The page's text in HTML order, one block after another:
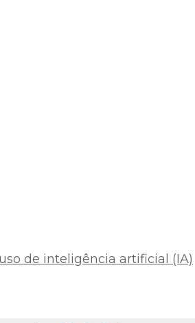
de inteligência artificial (IA)